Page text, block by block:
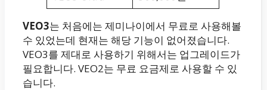
VEO3는 처음에는 제미나이에서 무료로 사용해볼
수 있었는데 현재는 해당 기능이 없어졌습니다.
VEO3를 제대로 사용하기 위해서는 업그레이드가
필요합니다. VEO2는 무료 요금제로 사용할 수 있
습니다.